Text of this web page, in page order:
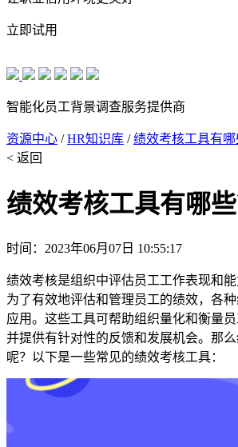
立即试用
智能化员工背景调查服务提供商
资源中心 /HR知识库 /绩效考核工具有哪
< 返回
绩效考核工具有哪些
时间：2023年06月07日 10:55:17
绩效考核是组织中评估员工工作表现和能
为了有效地评估和管理员工的绩效，各
应用。这些工具可帮助组织量化和衡量员
并提供有针对性的反馈和发展机会。那
呢？以下是一些常见的绩效考核工具：